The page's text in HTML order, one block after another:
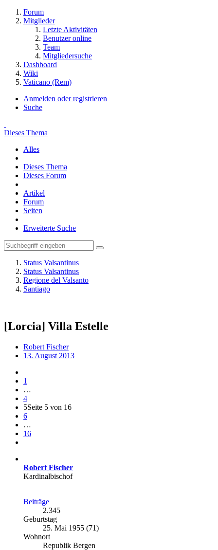
Forum
Mitglieder
Letzte Aktivitäten
Benutzer online
Team
Mitgliedersuche
Dashboard
Wiki
Vaticano (Rem)
Anmelden oder registrieren
Suche
Dieses Thema
Alles
Dieses Thema
Dieses Forum
Artikel
Forum
Seiten
Erweiterte Suche
Status Valsantinus
Status Valsantinus
Regione del Valsanto
Santiago
[Lorcia] Villa Estelle
Robert Fischer
13. August 2013
1
…
4
5Seite 5 von 16
6
…
16
Robert Fischer
Kardinalbischof
Beiträge
2.345
Geburtstag
25. Mai 1955 (71)
Wohnort
Republik Bergen